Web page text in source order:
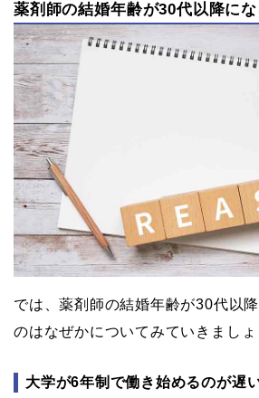
薬剤師の結婚年齢が30代以降に
では、薬剤師の結婚年齢が30代以
のはなぜかについてみていきましょ
大学が6年制で働き始めるのが遅